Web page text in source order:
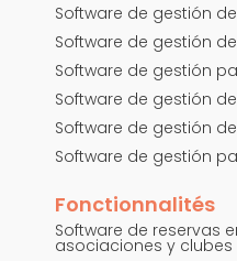
Software de gestión
Software de gestión
Software de gestión
Software de gestión
Software de gestión
Software de gestión
Fonctionnalités
Software de reservas
asociaciones y clubes